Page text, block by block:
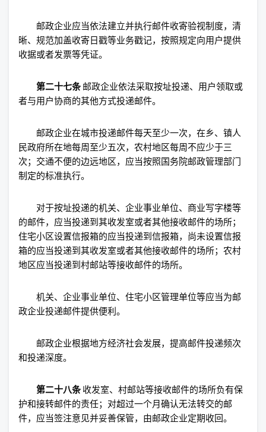
邮政企业应当依法建立并执行邮件收寄验视制度，清
晰、规范加盖收寄日戳等业务戳记，按照规定向用户提供
收据或者发票等凭证。
第二十七条邮政企业依法采取按址投递、用户领取或
者与用户协商的其他方式投递邮件。
邮政企业在城市投递邮件每天至少一次，在乡、镇人
民政府所在地每周至少五次，农村地区每周不应少于三
次；交通不便的边远地区，应当按照国务院邮政管理部门
制定的标准执行。
对于按址投递的机关、企业事业单位、商业写字楼等
的邮件，应当投递到其收发室或者其他接收邮件的场所；
住宅小区设置信报箱的应当投递到信报箱，尚未设置信报
箱的应当投递到其收发室或者其他接收邮件的场所；农村
地区应当投递到村邮站等接收邮件的场所。
机关、企业事业单位、住宅小区管理单位等应当为邮
政企业投递邮件提供便利。
邮政企业根据地方经济社会发展，提高邮件投递频次
和投递深度。
第二十八条收发室、村邮站等接收邮件的场所负有保
护和接转邮件的责任；对超过一个月确认无法转交的邮
件，应当签注意见并妥善保管，由邮政企业定期收回。